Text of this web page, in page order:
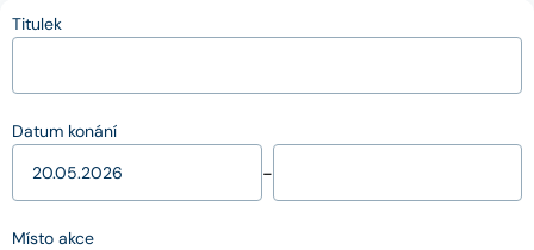
Titulek
Datum konání
-
Místo akce